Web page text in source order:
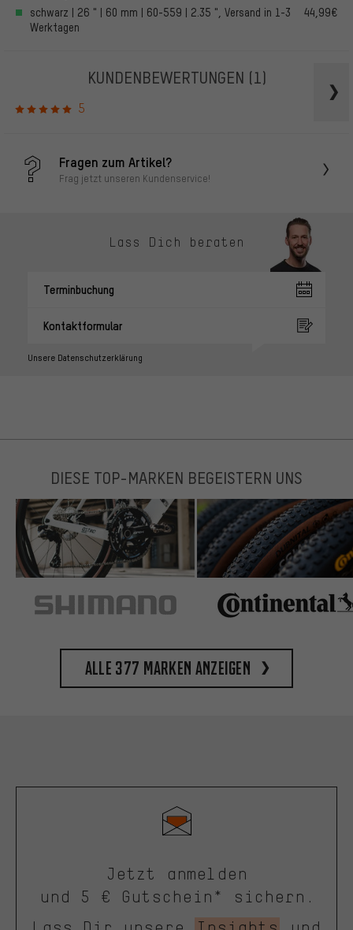
schwarz | 26 " | 60 mm | 60-559 | 2.35 ", Versand in 1-3
Werktagen
44,99€
KUNDENBEWERTUNGEN (1)
5
Fragen zum Artikel?
Frag jetzt unseren Kundenservice!
Lass Dich beraten
Terminbuchung
Kontaktformular
Unsere Datenschutzerklärung
DIESE TOP-MARKEN BEGEISTERN UNS
Alle 377 Marken anzeigen
Jetzt anmelden
und 5 € Gutschein* sichern.